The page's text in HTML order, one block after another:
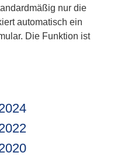
nur die
automatisch ein
Die Funktion ist